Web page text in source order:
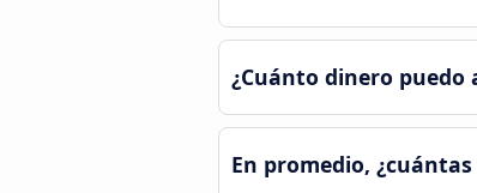
¿Cuánto dinero puedo
En promedio,